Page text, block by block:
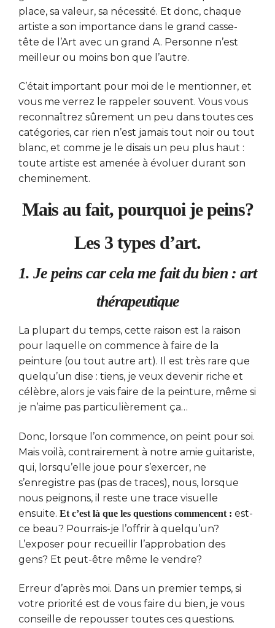
place, sa valeur, sa nécessité. Et donc, chaque
artiste a son importance dans le grand casse-
tête de l’Art avec un grand A. Personne n’est
meilleur ou moins bon que l’autre.
C’était important pour moi de le mentionner, et
vous me verrez le rappeler souvent. Vous vous
reconnaîtrez sûrement un peu dans toutes ces
catégories, car rien n’est jamais tout noir ou tout
blanc, et comme je le disais un peu plus haut :
toute artiste est amenée à évoluer durant son
cheminement.
Mais au fait, pourquoi je peins?
Les 3 types d’art.
1. Je peins car cela me fait du bien : art
thérapeutique
La plupart du temps, cette raison est la raison
pour laquelle on commence à faire de la
peinture (ou tout autre art). Il est très rare que
quelqu’un dise : tiens, je veux devenir riche et
célèbre, alors je vais faire de la peinture, même si
je n’aime pas particulièrement ça…
Donc, lorsque l’on commence, on peint pour soi.
Mais voilà, contrairement à notre amie guitariste,
qui, lorsqu’elle joue pour s’exercer, ne
s’enregistre pas (pas de traces), nous, lorsque
nous peignons, il reste une trace visuelle
ensuite. Et c’est là que les questions commencent : est-
ce beau? Pourrais-je l’offrir à quelqu’un?
L’exposer pour recueillir l’approbation des
gens? Et peut-être même le vendre?
Erreur d’après moi. Dans un premier temps, si
votre priorité est de vous faire du bien, je vous
conseille de repousser toutes ces questions.